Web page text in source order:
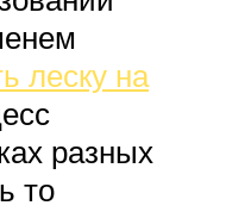
леску на
разных
то